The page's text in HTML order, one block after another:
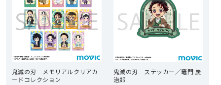
鬼滅の刃 メモリアルクリアカ
ードコレクション
鬼滅の刃 ステッカー／竈門 炭
治郎